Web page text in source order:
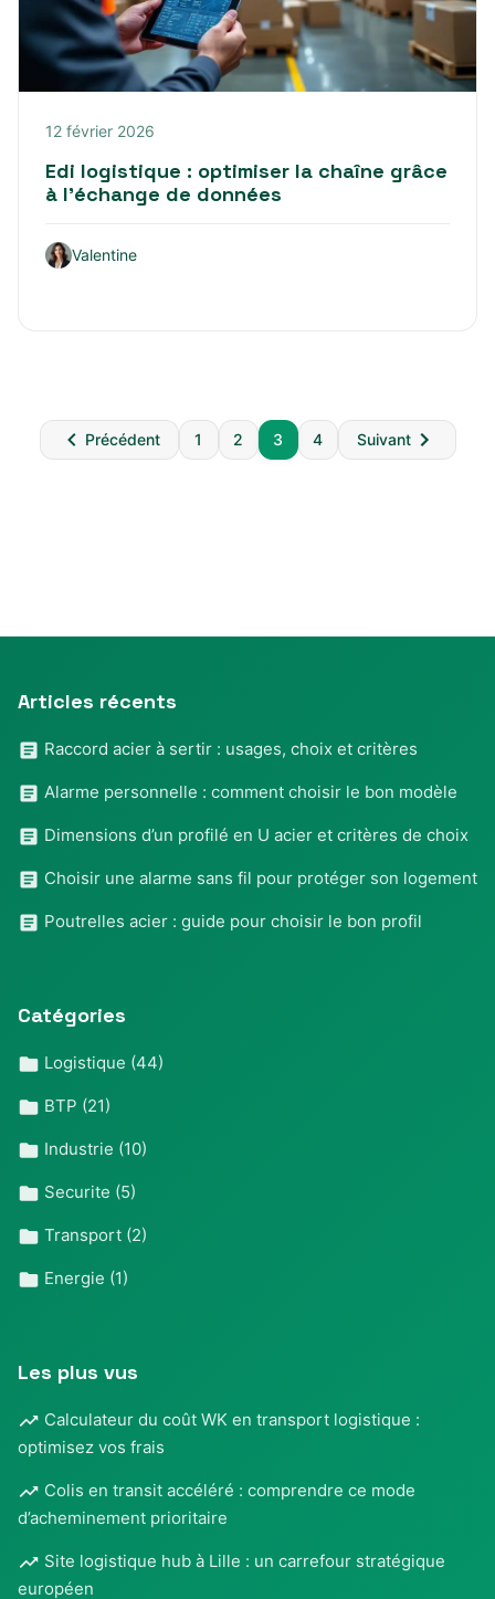
12 février 2026
Edi logistique : optimiser la chaîne grâce
à l’échange de données
Valentine
Pagination
des
Précédent 1 2 3 4 Suivant
Articles récents
Raccord acier à sertir : usages, choix et critères
Alarme personnelle : comment choisir le bon modèle
Dimensions d’un profilé en U acier et critères de choix
Choisir une alarme sans fil pour protéger son logement
Poutrelles acier : guide pour choisir le bon profil
Catégories
Logistique (44)
BTP (21)
Industrie (10)
Securite (5)
Transport (2)
Energie (1)
Les plus vus
Calculateur du coût WK en transport logistique :
optimisez vos frais
Colis en transit accéléré : comprendre ce mode
d’acheminement prioritaire
Site logistique hub à Lille : un carrefour stratégique
européen